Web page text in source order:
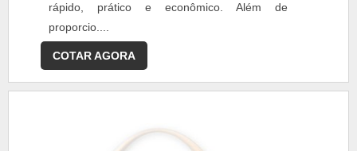
rápido, prático e econômico. Além de
proporcio....
COTAR AGORA